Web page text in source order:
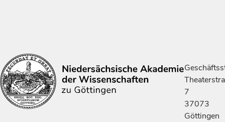
7
37073
Göttingen